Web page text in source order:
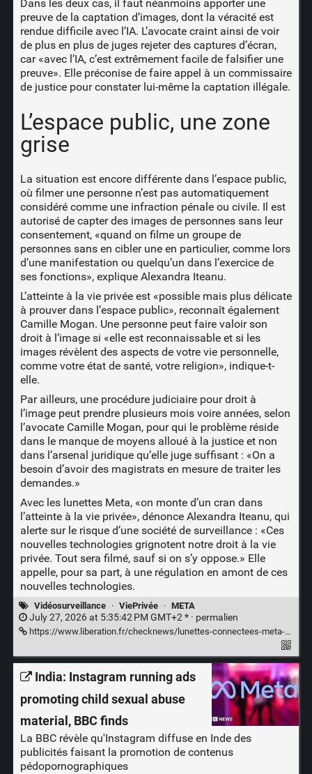
Dans les deux cas, il faut néanmoins apporter une
preuve de la captation d’images, dont la véracité est
rendue difficile avec l’IA. L’avocate craint ainsi de voir
de plus en plus de juges rejeter des captures d’écran,
car «avec l’IA, c’est extrêmement facile de falsifier une
preuve». Elle préconise de faire appel à un commissaire
de justice pour constater lui-même la captation illégale.
L’espace public, une zone
grise
La situation est encore différente dans l’espace public,
où filmer une personne n’est pas automatiquement
considéré comme une infraction pénale ou civile. Il est
autorisé de capter des images de personnes sans leur
consentement, «quand on filme un groupe de
personnes sans en cibler une en particulier, comme lors
d’une manifestation ou quelqu’un dans l’exercice de
ses fonctions», explique Alexandra Iteanu.
L’atteinte à la vie privée est «possible mais plus délicate
à prouver dans l’espace public», reconnaît également
Camille Mogan. Une personne peut faire valoir son
droit à l’image si «elle est reconnaissable et si les
images révèlent des aspects de votre vie personnelle,
comme votre état de santé, votre religion», indique-t-
elle.
Par ailleurs, une procédure judiciaire pour droit à
l’image peut prendre plusieurs mois voire années, selon
l’avocate Camille Mogan, pour qui le problème réside
dans le manque de moyens alloué à la justice et non
dans l’arsenal juridique qu’elle juge suffisant : «On a
besoin d’avoir des magistrats en mesure de traiter les
demandes.»
Avec les lunettes Meta, «on monte d’un cran dans
l’atteinte à la vie privée», dénonce Alexandra Iteanu, qui
alerte sur le risque d’une société de surveillance : «Ces
nouvelles technologies grignotent notre droit à la vie
privée. Tout sera filmé, sauf si on s’y oppose.» Elle
appelle, pour sa part, à une régulation en amont de ces
nouvelles technologies.
Vidéosurveillance · ViePrivée · META
July 27, 2026 at 5:35:42 PM GMT+2 * · permalien
https://www.liberation.fr/checknews/lunettes-connectees-meta-que-faire-quand-on-est-filme-a-son-insu-20260727_53Z4HX25WZHOZHX7ZXQ3CJ4TUE/
India: Instagram running ads
promoting child sexual abuse
material, BBC finds
La BBC révèle qu'Instagram diffuse en Inde des
publicités faisant la promotion de contenus
pédopornographiques